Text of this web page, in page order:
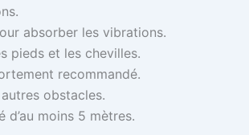
absorber les vibrations.
pieds et les chevilles.
recommandé.
obstacles.
moins 5 mètres.